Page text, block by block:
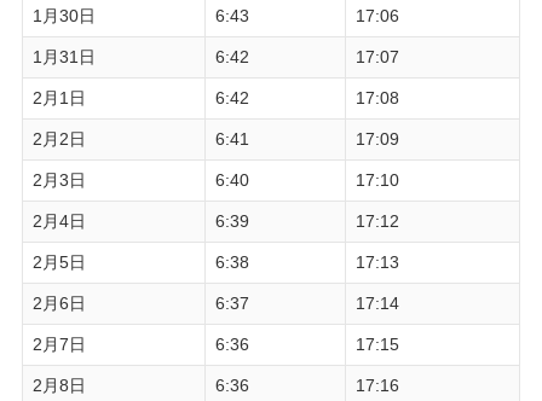
1月30日 6:43 17:06
1月31日 6:42 17:07
2月1日 6:42 17:08
2月2日 6:41 17:09
2月3日 6:40 17:10
2月4日 6:39 17:12
2月5日 6:38 17:13
2月6日 6:37 17:14
2月7日 6:36 17:15
2月8日 6:36 17:16